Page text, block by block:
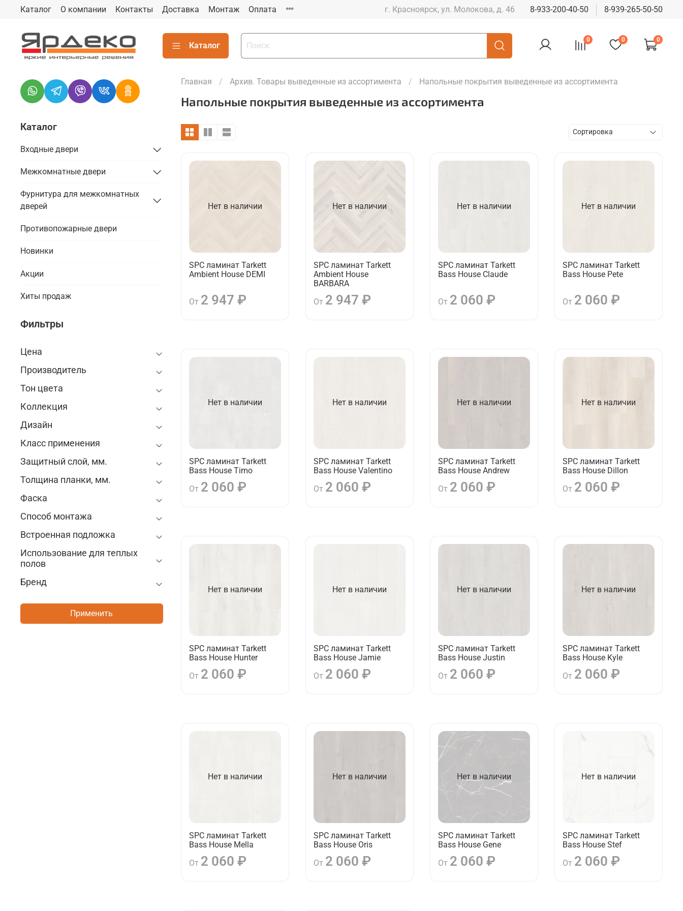
Каталог О компании Контакты Доставка Монтаж Оплата г. Красноярск, ул. Молокова, д. 46 8-933-200-40-50 8-939-265-50-50
Каталог
0 0 0
Главная Архив. Товары выведенные из ассортимента Напольные покрытия выведенные из ассортимента
Напольные покрытия выведенные из ассортимента
Нет в наличии
SPC ламинат Tarkett
Ambient House DEMI
От 2 947 ₽
Нет в наличии
SPC ламинат Tarkett
Ambient House
BARBARA
От 2 947 ₽
Нет в наличии
SPC ламинат Tarkett
Bass House Claude
От 2 060 ₽
Нет в наличии
SPC ламинат Tarkett
Bass House Pete
От 2 060 ₽
Нет в наличии
SPC ламинат Tarkett
Bass House Timo
От 2 060 ₽
Нет в наличии
SPC ламинат Tarkett
Bass House Valentino
От 2 060 ₽
Нет в наличии
SPC ламинат Tarkett
Bass House Andrew
От 2 060 ₽
Нет в наличии
SPC ламинат Tarkett
Bass House Dillon
От 2 060 ₽
Нет в наличии
SPC ламинат Tarkett
Bass House Hunter
От 2 060 ₽
Нет в наличии
SPC ламинат Tarkett
Bass House Jamie
От 2 060 ₽
Нет в наличии
SPC ламинат Tarkett
Bass House Justin
От 2 060 ₽
Нет в наличии
SPC ламинат Tarkett
Bass House Kyle
От 2 060 ₽
Нет в наличии
SPC ламинат Tarkett
Bass House Mella
От 2 060 ₽
Нет в наличии
SPC ламинат Tarkett
Bass House Oris
От 2 060 ₽
Нет в наличии
SPC ламинат Tarkett
Bass House Gene
От 2 060 ₽
Нет в наличии
SPC ламинат Tarkett
Bass House Stef
От 2 060 ₽
Каталог
Входные двери
Межкомнатные двери
Фурнитура для межкомнатных
дверей
Противопожарные двери
Новинки
Акции
Хиты продаж
Фильтры
Цена
Производитель
Тон цвета
Коллекция
Дизайн
Класс применения
Защитный слой, мм.
Толщина планки, мм.
Фаска
Способ монтажа
Встроенная подложка
Использование для теплых
полов
Бренд
Применить